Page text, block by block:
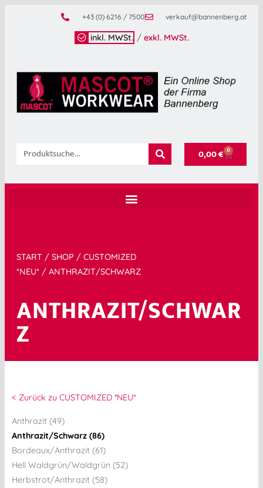
+43 (0) 6216 / 7500 verkauf@bannenberg.at
inkl. MWSt. / exkl. MWSt.
0,00€ 0
START / SHOP / CUSTOMIZED
*NEU* / ANTHRAZIT/SCHWARZ
ANTHRAZIT/SCHWAR
Z
< Zurück zu CUSTOMIZED *NEU*
Anthrazit (49)
Anthrazit/Schwarz (86)
Bordeaux/Anthrazit (61)
Hell Waldgrün/Waldgrün (52)
Herbstrot/Anthrazit (58)